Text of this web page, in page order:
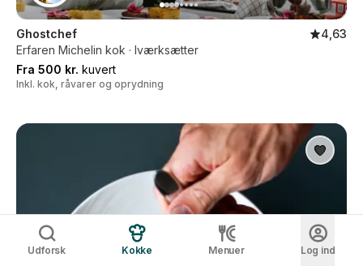
Ghostchef
4,63
Erfaren Michelin kok · Iværksætter
Fra 500 kr. kuvert
Inkl. kok, råvarer og oprydning
Udforsk Kokke Menuer Log ind